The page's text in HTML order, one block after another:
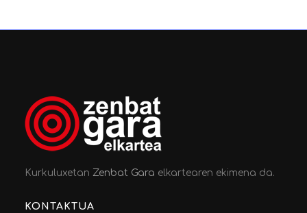
KurkuluxetanZenbat Gara elkartearen ekimena da.
KONTAKTUA